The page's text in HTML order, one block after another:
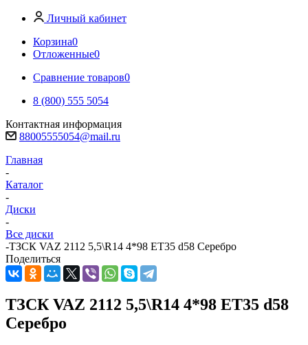
Личный кабинет
Корзина0
Отложенные0
Сравнение товаров0
8 (800) 555 5054
Контактная информация
88005555054@mail.ru
Главная
-
Каталог
-
Диски
-
Все диски
-ТЗСК VAZ 2112 5,5\R14 4*98 ET35 d58 Серебро
Поделиться
ТЗСК VAZ 2112 5,5\R14 4*98 ET35 d58
Серебро